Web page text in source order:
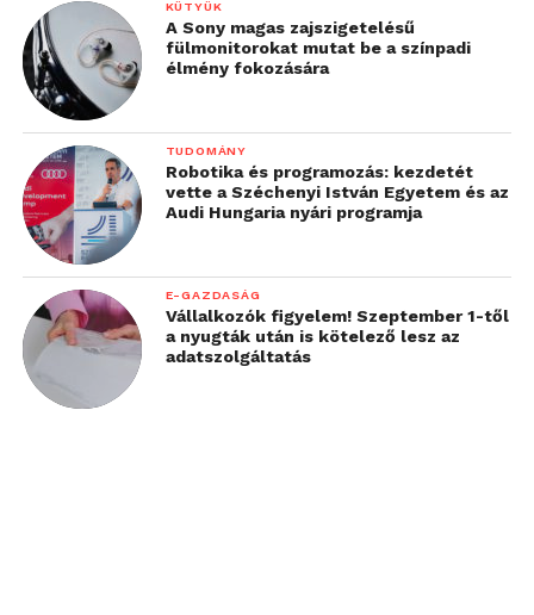
alkalmazásban elérhető Magenta Momentsen
keresztül bármikor bekapcsolható öt napra szóló
korlátlan adatforgalom, a szintén a
kedvezményprogramban elérhető
nyereményjátékok, ünnepi ajánlatok, az akár
készülékvásárlásra is használható ünnepi
kedvezmények sora, valamint az adventi időszakban
ingyenesen, illetve féláron elérhető filmkínálat is. A
Telekom karácsonyi filmjének premierjével
egyidőben jelennek meg idehaza a kampány
üzeneteit erősítő tartalmak óriásplakáton, digitális és
a közösségi médiában, illetve az üzletekben
egyetlen, közös célt szolgálva: hogy az idei
karácsony valóban a korlátok lebontásának ünnepe
KÜTYÜK
A Sony magas zajszigetelésű
fülmonitorokat mutat be a színpadi
élmény fokozására
TUDOMÁNY
Robotika és programozás: kezdetét
vette a Széchenyi István Egyetem és az
Audi Hungaria nyári programja
E-GAZDASÁG
Vállalkozók figyelem! Szeptember 1-től
a nyugták után is kötelező lesz az
adatszolgáltatás